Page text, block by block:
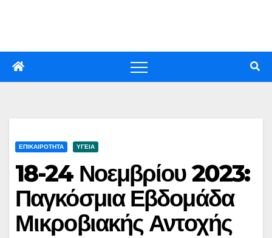
ΕΠΙΚΑΙΡΟΤΗΤΑ ΥΓΕΙΑ
18-24 Νοεμβρίου 2023:
Παγκόσμια Εβδομάδα
Μικροβιακής Αντοχής